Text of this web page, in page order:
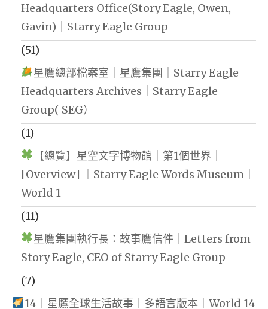
Headquarters Office(Story Eagle, Owen,
Gavin)｜Starry Eagle Group
(51)
星鷹總部檔案室｜星鷹集團｜Starry Eagle
Headquarters Archives｜Starry Eagle
Group( SEG）
(1)
【總覽】星空文字博物館｜第1個世界｜
[Overview] ｜Starry Eagle Words Museum｜
World 1
(11)
星鷹集團執行長：故事鷹信件｜Letters from
Story Eagle, CEO of Starry Eagle Group
(7)
14｜星鷹全球生活故事｜多語言版本｜World 14